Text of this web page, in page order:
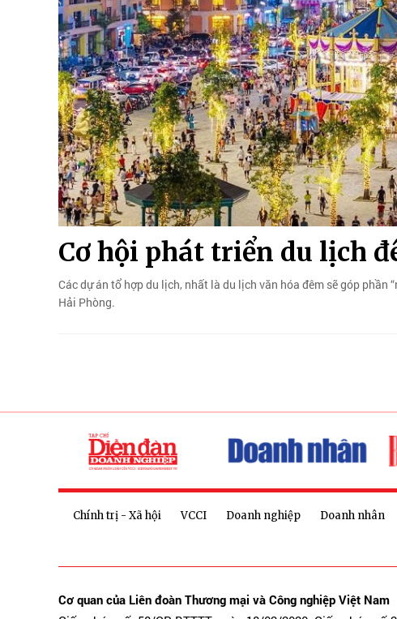
Cơ hội phát triển du lịch
Các dự án tổ hợp du lịch, nhất là du lịch văn hóa đêm sẽ góp phần
Hải Phòng.
Chính trị - Xã hội VCCI Doanh nghiệp Doanh nhân
Cơ quan của Liên đoàn Thương mại và Công nghiệp Việt Nam